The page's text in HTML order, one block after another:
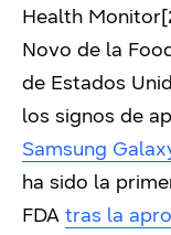
Health
Novo de la
de Estados
los signos de
Samsung
ha sido la
FDA tras la